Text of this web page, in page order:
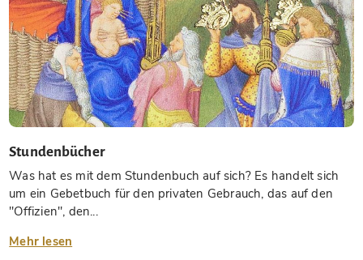
Stundenbücher
Was hat es mit dem Stundenbuch auf sich? Es handelt sich
um ein Gebetbuch für den privaten Gebrauch, das auf den
"Offizien", den...
Mehr lesen